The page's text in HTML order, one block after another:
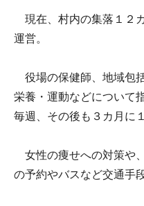
現在、村内の集落１２
運営。
役場の保健師、地域包
栄養・運動などについて
毎週、その後も３カ月に
女性の痩せへの対策や
の予約やバスなど交通手